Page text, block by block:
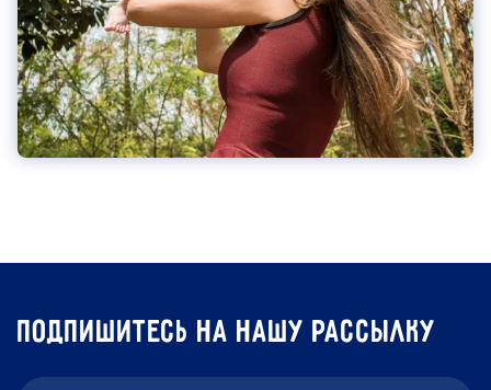
подпишитесь на нашу рассылку